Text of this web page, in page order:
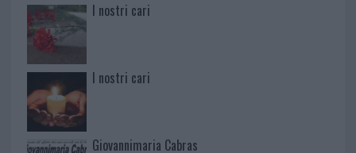
I nostri cari
I nostri cari
Giovannimaria Cabras